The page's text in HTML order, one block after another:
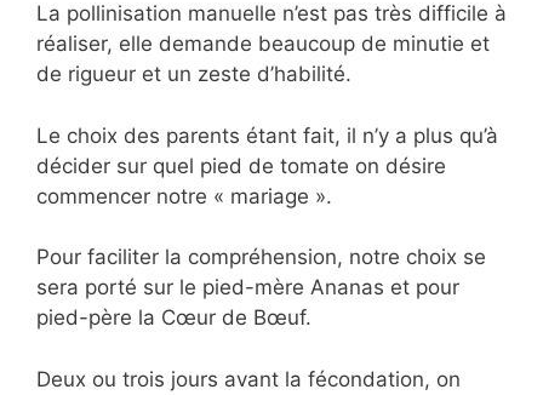
La pollinisation manuelle n’est pas très difficile à
réaliser, elle demande beaucoup de minutie et
de rigueur et un zeste d’habilité.
Le choix des parents étant fait, il n’y a plus qu’à
décider sur quel pied de tomate on désire
commencer notre « mariage ».
Pour faciliter la compréhension, notre choix se
sera porté sur le pied-mère Ananas et pour
pied-père la Cœur de Bœuf.
Deux ou trois jours avant la fécondation, on